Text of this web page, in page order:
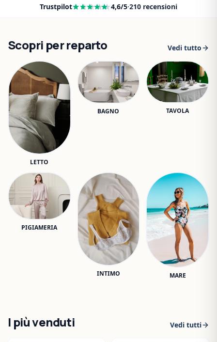
Trustpilot 4,6/5·210 recensioni
Scopri per reparto Vedi tutto
LETTO
BAGNO TAVOLA
PIGIAMERIA
INTIMO MARE
I più venduti Vedi tutti